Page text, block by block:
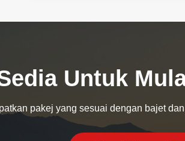
Untuk
pakej yang sesuai dengan bajet